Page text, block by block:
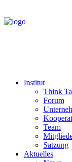
Institut
Think
Forum
Team
Satzung
Aktuelles